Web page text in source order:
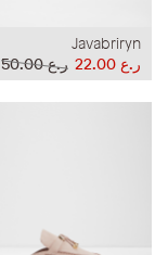
Javabriryn
ر.ع 50.00
ر.ع 22.00